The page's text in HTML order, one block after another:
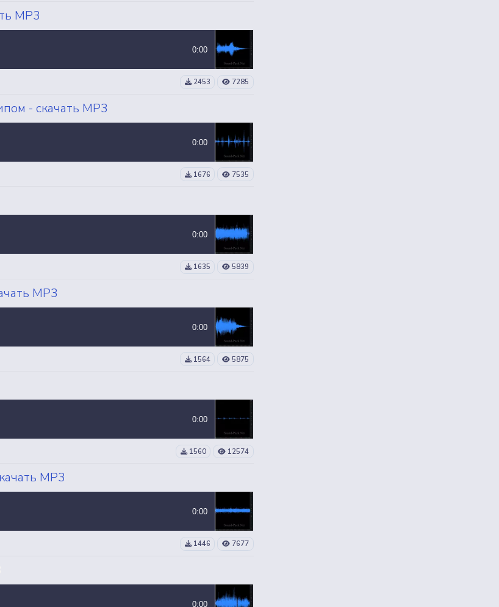
MP3
0:00
2453 7285
- скачать MP3
0:00
1676 7535
0:00
1635 5839
MP3
0:00
1564 5875
0:00
1560 12574
MP3
0:00
1446 7677
0:00